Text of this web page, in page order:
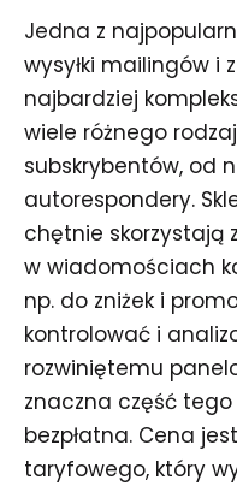
Jedna z
wysyłki mailingów i
najbardziej
wiele różnego
subskrybentów, od
autorespondery.
chętnie skorzystają
w wiadomościach
np. do zniżek i
kontrolować i
rozwiniętemu
znaczna część
bezpłatna. Cena
taryfowego, który